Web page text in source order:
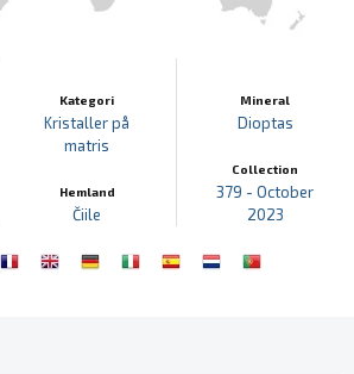
Kategori
Kristaller på
matris
Hemland
Čiile
Mineral
Dioptas
Collection
379 - October
2023